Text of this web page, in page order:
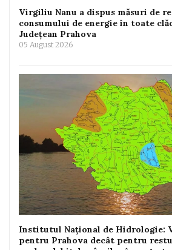
Virgiliu Nanu a dispus măsuri de
consumului de energie în toate
Județean Prahova
05 August 2026
Institutul Național de Hidrologie:
pentru Prahova decât pentru